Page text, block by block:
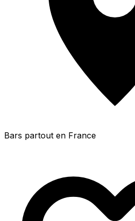
Bars partout en France